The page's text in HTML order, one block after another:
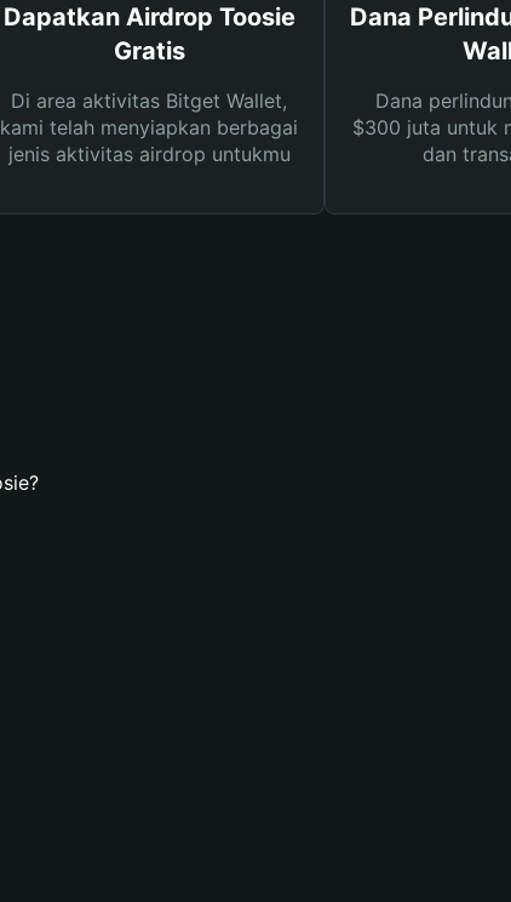
Dapatkan Airdrop Toosie
Gratis
Di area aktivitas Bitget Wallet,
kami telah menyiapkan berbagai
jenis aktivitas airdrop untukmu
Dana
Dana
$300 juta untuk
dan